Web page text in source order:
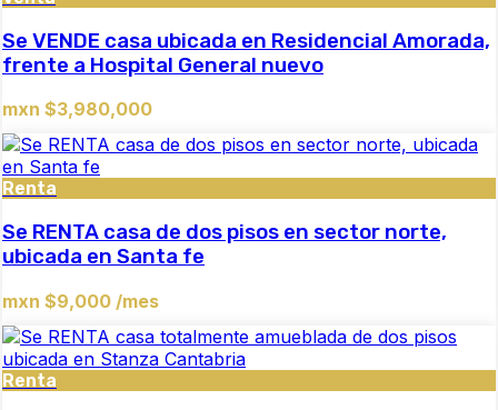
Se VENDE casa ubicada en Residencial Amorada,
frente a Hospital General nuevo
mxn $3,980,000
Renta
Se RENTA casa de dos pisos en sector norte,
ubicada en Santa fe
mxn $9,000 /mes
Renta